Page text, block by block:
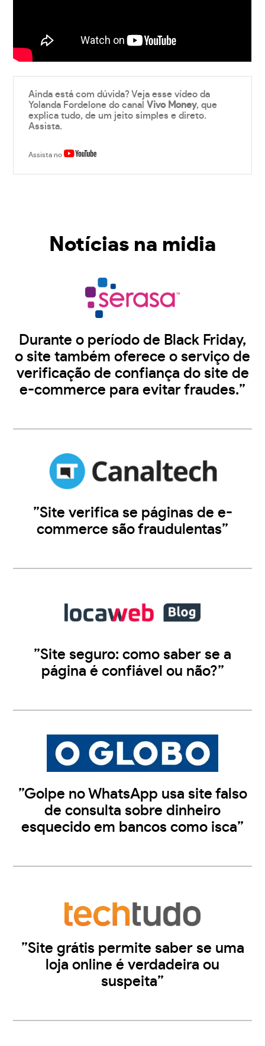
Ainda está com dúvida? Veja esse vídeo da
Yolanda Fordelone do canalVivo Money, que
explica tudo, de um jeito simples e direto.
Assista.
Assista no
Notícias na midia
Durante o período de Black Friday,
o site também oferece o serviço de
verificação de confiança do site de
e-commerce para evitar fraudes.”
”Site verifica se páginas de e-
commerce são fraudulentas”
”Site seguro: como saber se a
página é confiável ou não?”
”Golpe no WhatsApp usa site falso
de consulta sobre dinheiro
esquecido em bancos como isca”
”Site grátis permite saber se uma
loja online é verdadeira ou
suspeita”